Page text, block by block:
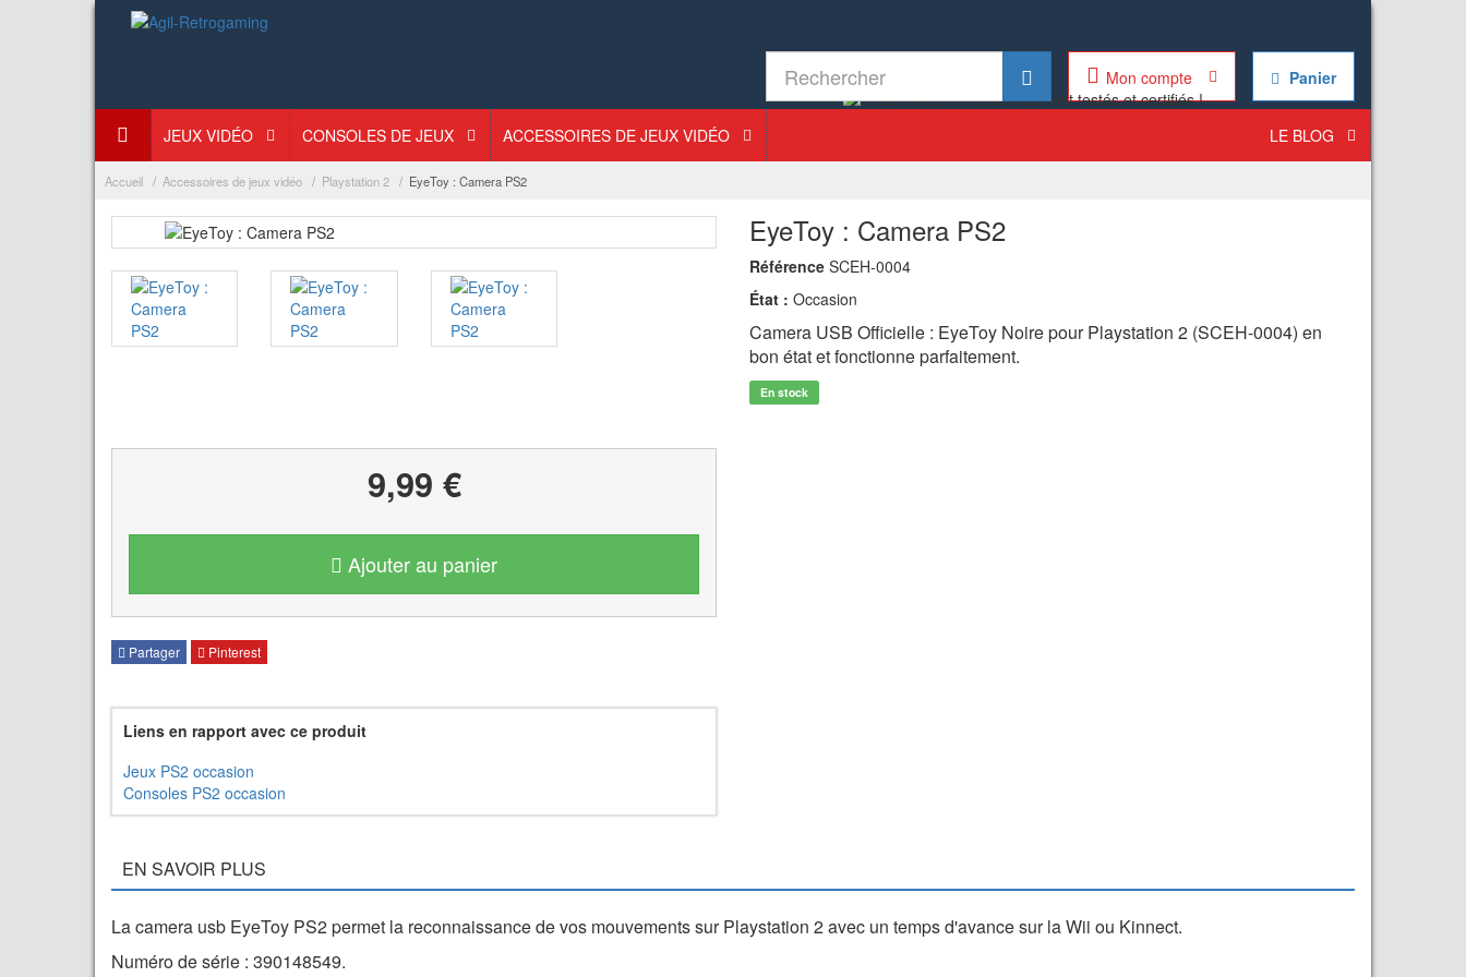
Panier
Mon compte
JEUX VIDÉO CONSOLES DE JEUX ACCESSOIRES DE JEUX VIDÉO LE BLOG
Accueil Accessoires de jeux vidéo Playstation 2 EyeToy : Camera PS2
EyeToy : Camera PS2
Référence SCEH-0004
État : Occasion
Camera USB Officielle : EyeToy Noire pour Playstation 2 (SCEH-0004) en
bon état et fonctionne parfaitement.
En stock
9,99 €
Ajouter au panier
Partager Pinterest
Liens en rapport avec ce produit
Jeux PS2 occasion
Consoles PS2 occasion
EN SAVOIR PLUS
La camera usb EyeToy PS2 permet la reconnaissance de vos mouvements sur Playstation 2 avec un temps d'avance sur la Wii ou Kinnect.
Numéro de série : 390148549.